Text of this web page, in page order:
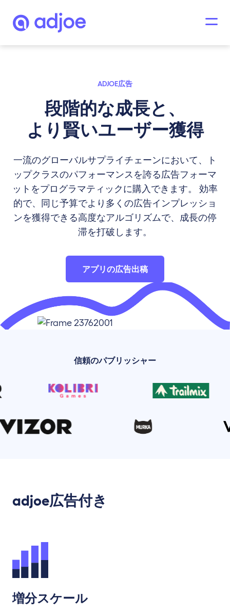
ADJOE広告
段階的な成長と、
より賢いユーザー獲得
一流のグローバルサプライチェーンにおいて、ト
ップクラスのパフォーマンスを誇る広告フォーマ
ットをプログラマティックに購入できます。 効率
的で、同じ予算でより多くの広告インプレッショ
ンを獲得できる高度なアルゴリズムで、成長の停
滞を打破します。
アプリの広告出稿
信頼のパブリッシャー
adjoe広告付き
増分スケール